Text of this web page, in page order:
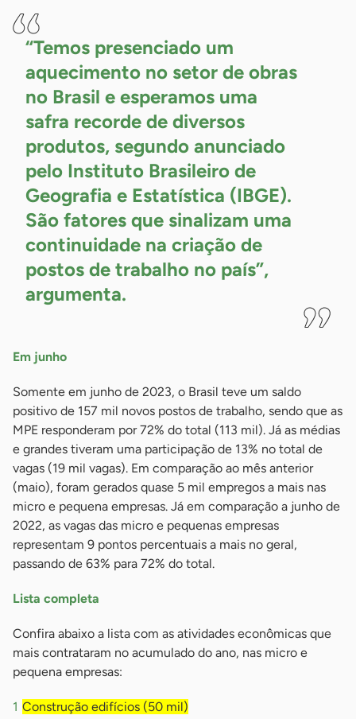
“Temos presenciado um
aquecimento no setor de obras
no Brasil e esperamos uma
safra recorde de diversos
produtos, segundo anunciado
pelo Instituto Brasileiro de
Geografia e Estatística (IBGE).
São fatores que sinalizam uma
continuidade na criação de
postos de trabalho no país”,
argumenta.
Em junho
Somente em junho de 2023, o Brasil teve um saldo
positivo de 157 mil novos postos de trabalho, sendo que as
MPE responderam por 72% do total (113 mil). Já as médias
e grandes tiveram uma participação de 13% no total de
vagas (19 mil vagas). Em comparação ao mês anterior
(maio), foram gerados quase 5 mil empregos a mais nas
micro e pequena empresas. Já em comparação a junho de
2022, as vagas das micro e pequenas empresas
representam 9 pontos percentuais a mais no geral,
passando de 63% para 72% do total.
Lista completa
Confira abaixo a lista com as atividades econômicas que
mais contrataram no acumulado do ano, nas micro e
pequena empresas:
Construção edifícios (50 mil)